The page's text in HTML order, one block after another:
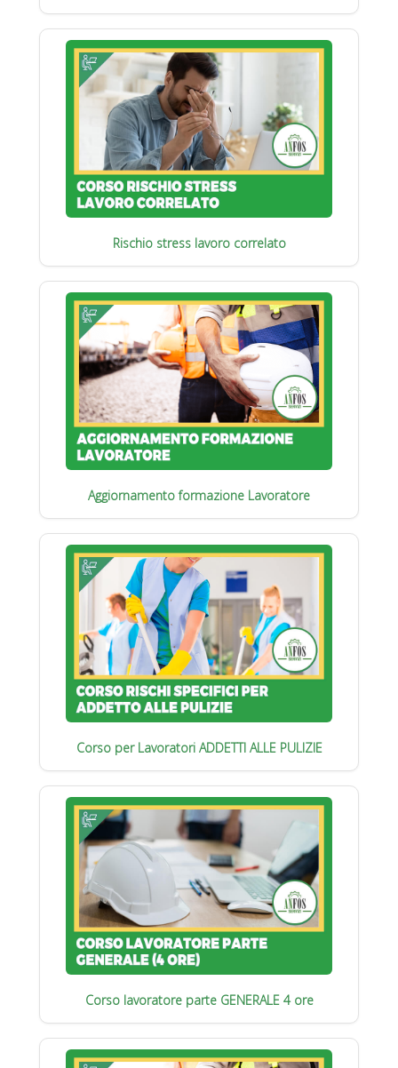
Rischio stress lavoro correlato
Aggiornamento formazione Lavoratore
Corso per Lavoratori ADDETTI ALLE PULIZIE
Corso lavoratore parte GENERALE 4 ore